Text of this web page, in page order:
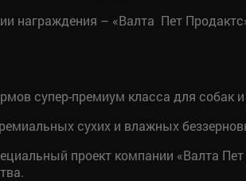
награждения – «Валта Пет
супер-премиум класса для собак
сухих и влажных
проект компании «Валта